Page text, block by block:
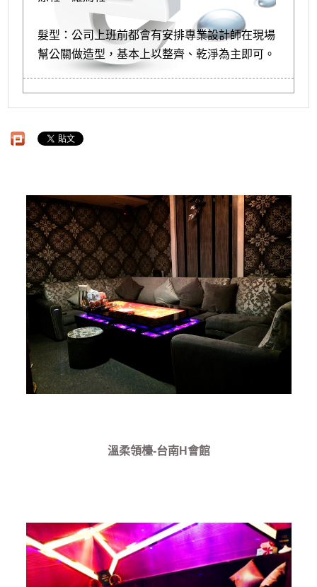
髮型：公司上班前都會有安排專業設計師在現場
幫公關做造型，基本上以整齊、乾淨為主即可。
溫柔領檯-台南H會館